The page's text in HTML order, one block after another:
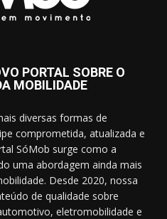
PORTAL SOBRE O
MOBILIDADE
diversas formas de
comprometida, atualizada e
SóMob surge como a
uma abordagem ainda mais
Desde 2020, nossa
de qualidade sobre
eletromobilidade e